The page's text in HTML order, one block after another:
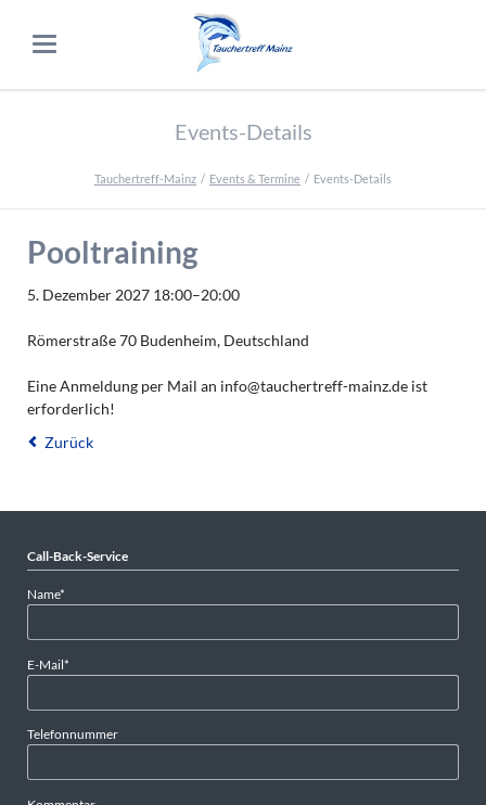
Events-Details
Tauchertreff-Mainz Events & Termine Events-Details
Pooltraining
5. Dezember 2027 18:00–20:00
Römerstraße 70 Budenheim, Deutschland
Eine Anmeldung per Mail an info@tauchertreff-mainz.de ist
erforderlich!
Zurück
Call-Back-Service
Pflichtfeld
Name*
Pflichtfeld
E-Mail*
Telefonnummer